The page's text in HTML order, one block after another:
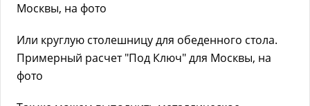
Москвы, на фото
Или круглую столешницу для обеденного стола.
Примерный расчет "Под Ключ" для Москвы, на
фото